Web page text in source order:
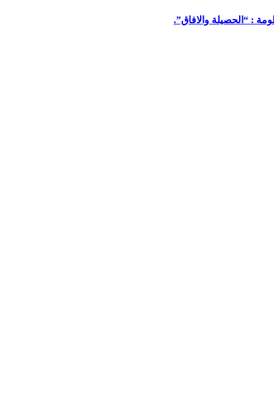
: “الحصيلة والافاق”.